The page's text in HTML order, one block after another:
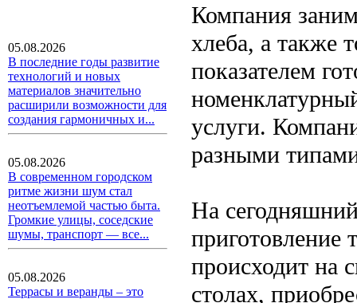
05.08.2026
В последние годы развитие
технологий и новых
материалов значительно
расширили возможности для
создания гармоничных и...
05.08.2026
В современном городском
ритме жизни шум стал
неотъемлемой частью быта.
Громкие улицы, соседские
шумы, транспорт — все...
05.08.2026
Террасы и веранды – это
Компания
хлеба, а также
показателем
услуги.
разными
На
приготовление
происходит на
столах,